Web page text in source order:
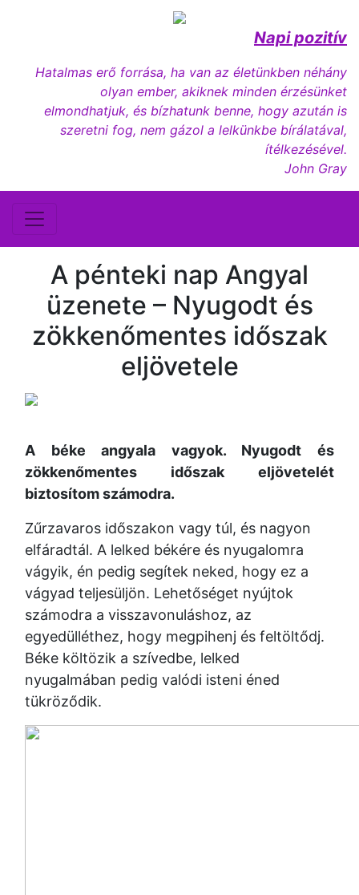
Napi pozitív
Hatalmas erő forrása, ha van az életünkben néhány
olyan ember, akiknek minden érzésünket
elmondhatjuk, és bízhatunk benne, hogy azután is
szeretni fog, nem gázol a lelkünkbe bírálatával,
ítélkezésével.
John Gray
A pénteki nap Angyal
üzenete – Nyugodt és
zökkenőmentes időszak
eljövetele
A béke angyala vagyok. Nyugodt és
zökkenőmentes időszak eljövetelét
biztosítom számodra.
Zűrzavaros időszakon vagy túl, és nagyon
elfáradtál. A lelked békére és nyugalomra
vágyik, én pedig segítek neked, hogy ez a
vágyad teljesüljön. Lehetőséget nyújtok
számodra a visszavonuláshoz, az
egyedülléthez, hogy megpihenj és feltöltődj.
Béke költözik a szívedbe, lelked
nyugalmában pedig valódi isteni éned
tükröződik.